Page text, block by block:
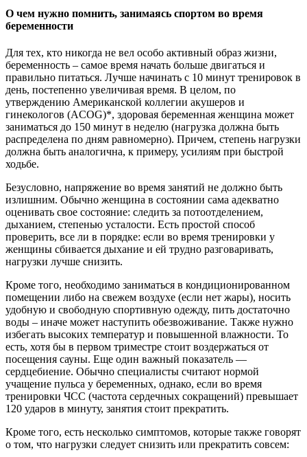
О чем нужно помнить, занимаясь спортом во время
беременности
Для тех, кто никогда не вел особо активный образ жизни,
беременность – самое время начать больше двигаться и
правильно питаться. Лучше начинать с 10 минут тренировок в
день, постепенно увеличивая время. В целом, по
утверждению Американской коллегии акушеров и
гинекологов (ACOG)*, здоровая беременная женщина может
заниматься до 150 минут в неделю (нагрузка должна быть
распределена по дням равномерно). Причем, степень нагрузки
должна быть аналогична, к примеру, усилиям при быстрой
ходьбе.
Безусловно, напряжение во время занятий не должно быть
излишним. Обычно женщина в состоянии сама адекватно
оценивать свое состояние: следить за потоотделением,
дыханием, степенью усталости. Есть простой способ
проверить, все ли в порядке: если во время тренировки у
женщины сбивается дыхание и ей трудно разговаривать,
нагрузки лучше снизить.
Кроме того, необходимо заниматься в кондиционированном
помещении либо на свежем воздухе (если нет жары), носить
удобную и свободную спортивную одежду, пить достаточно
воды – иначе может наступить обезвоживание. Также нужно
избегать высоких температур и повышенной влажности. То
есть, хотя бы в первом триместре стоит воздержаться от
посещения сауны. Еще один важный показатель —
сердцебиение. Обычно специалисты считают нормой
учащение пульса у беременных, однако, если во время
тренировки ЧСС (частота сердечных сокращений) превышает
120 ударов в минуту, занятия стоит прекратить.
Кроме того, есть несколько симптомов, которые также говорят
о том, что нагрузки следует снизить или прекратить совсем: